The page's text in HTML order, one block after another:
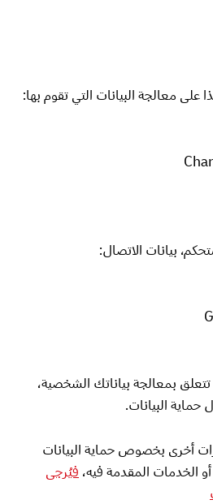
معالجة البيانات التي تقوم بها:
بيانات الاتصال:
بمعالجة بياناتك الشخصية،
البيانات.
أخرى بخصوص حماية البيانات
الخدمات المقدمة فيه، فيُرجى